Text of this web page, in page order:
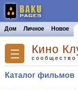
Дом Личное Новое
Кино
сообщество
Каталог фильмов